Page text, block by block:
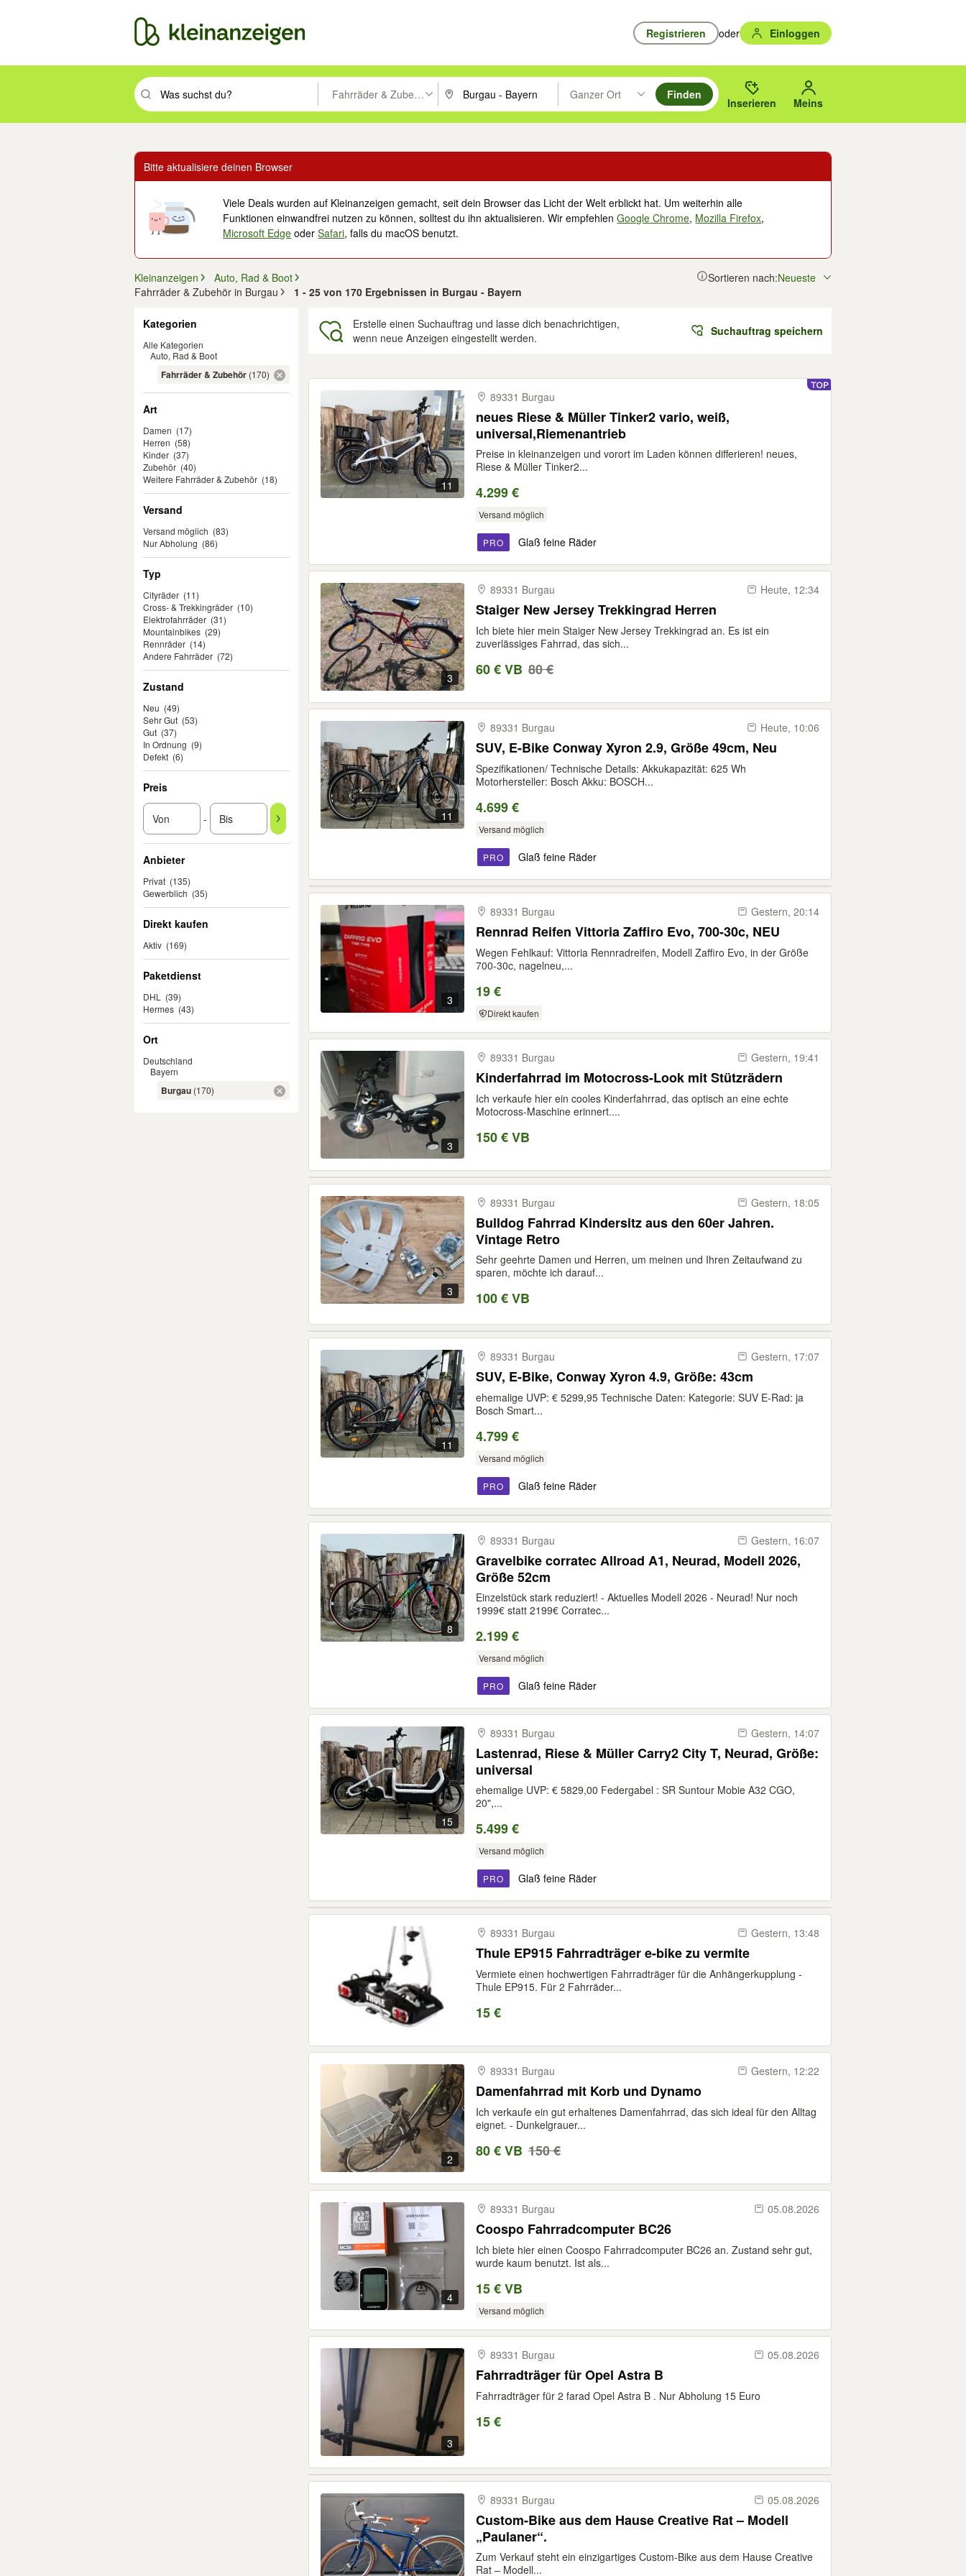
Registrieren oder Einloggen
Suchbegriff eingeben. Eingabetaste drücken um zu suchen, oder Vorschläge mit den Pfeiltasten nach oben/unten durchsuchen und mit Eingabetaste auswählen.
Fahrräder & Zubehör PLZ oder Ort eingeben. Eingabetaste drücken um zu suchen, oder Vorschläge mit den Pfeiltasten nach oben/
Ganzer Ort
Suche im Umkreis des gewählten Orts oder PLZ.
Finden
Inserieren Meins
Bitte aktualisiere deinen Browser
Viele Deals wurden auf Kleinanzeigen gemacht, seit dein Browser das Licht der Welt erblickt hat. Um weiterhin alle
Funktionen einwandfrei nutzen zu können, solltest du ihn aktualisieren. Wir empfehlenGoogle Chrome, Mozilla Firefox,
Microsoft Edge oderSafari, falls du macOS benutzt.
Kleinanzeigen
Auto, Rad & Boot
Fahrräder & Zubehör in Burgau
1 - 25 von 170 Ergebnissen in Burgau - Bayern
Sortieren nach:Neueste
Kategorien
Alle Kategorien
Auto, Rad & Boot
Fahrräder & Zubehör (170)
Art
Damen (17)
Herren (58)
Kinder (37)
Zubehör (40)
Weitere Fahrräder & Zubehör (18)
Versand
Versand möglich (83)
Nur Abholung (86)
Typ
Cityräder (11)
Cross- & Trekkingräder (10)
Elektrofahrräder (31)
Mountainbikes (29)
Rennräder (14)
Andere Fahrräder (72)
Zustand
Neu (49)
Sehr Gut (53)
Gut (37)
In Ordnung (9)
Defekt (6)
Preis
-
Anbieter
Privat (135)
Gewerblich (35)
Direkt kaufen
Aktiv (169)
Paketdienst
DHL
(39)
Hermes (43)
Ort
Deutschland
Bayern
Burgau (170)
Erstelle einen Suchauftrag und lasse dich benachrichtigen,
wenn neue Anzeigen eingestellt werden.
Suchauftrag speichern
11
89331 Burgau
neues Riese & Müller Tinker2 vario, weiß,
universal,Riemenantrieb
Preise in kleinanzeigen und vorort im Laden können differieren! neues,
Riese & Müller Tinker2...
4.299 €
Versand möglich
PRO Glaß feine Räder
3
89331 Burgau Heute, 12:34
Staiger New Jersey Trekkingrad Herren
Ich biete hier mein Staiger New Jersey Trekkingrad an. Es ist ein
zuverlässiges Fahrrad, das sich...
60 € VB 80 €
11
89331 Burgau Heute, 10:06
SUV, E-Bike Conway Xyron 2.9, Größe 49cm, Neu
Spezifikationen/ Technische Details: Akkukapazität: 625 Wh
Motorhersteller: Bosch Akku: BOSCH...
4.699 €
Versand möglich
PRO Glaß feine Räder
3
89331 Burgau Gestern, 20:14
Rennrad Reifen Vittoria Zaffiro Evo, 700-30c, NEU
Wegen Fehlkauf: Vittoria Rennradreifen, Modell Zaffiro Evo, in der Größe
700-30c, nagelneu,...
19 €
Direkt kaufen
3
89331 Burgau Gestern, 19:41
Kinderfahrrad im Motocross-Look mit Stützrädern
Ich verkaufe hier ein cooles Kinderfahrrad, das optisch an eine echte
Motocross-Maschine erinnert....
150 € VB
3
89331 Burgau Gestern, 18:05
Bulldog Fahrrad Kindersitz aus den 60er Jahren.
Vintage Retro
Sehr geehrte Damen und Herren, um meinen und Ihren Zeitaufwand zu
sparen, möchte ich darauf...
100 € VB
11
89331 Burgau Gestern, 17:07
SUV, E-Bike, Conway Xyron 4.9, Größe: 43cm
ehemalige UVP: € 5299,95 Technische Daten: Kategorie: SUV E-Rad: ja
Bosch Smart...
4.799 €
Versand möglich
PRO Glaß feine Räder
8
89331 Burgau Gestern, 16:07
Gravelbike corratec Allroad A1, Neurad, Modell 2026,
Größe 52cm
Einzelstück stark reduziert! - Aktuelles Modell 2026 - Neurad! Nur noch
1999€ statt 2199€ Corratec...
2.199 €
Versand möglich
PRO Glaß feine Räder
15
89331 Burgau Gestern, 14:07
Lastenrad, Riese & Müller Carry2 City T, Neurad, Größe:
universal
ehemalige UVP: € 5829,00 Federgabel : SR Suntour Mobie A32 CGO,
20",...
5.499 €
Versand möglich
PRO Glaß feine Räder
89331 Burgau Gestern, 13:48
Thule EP915 Fahrradträger e-bike zu vermite
Vermiete einen hochwertigen Fahrradträger für die Anhängerkupplung -
Thule EP915. Für 2 Fahrräder...
15 €
2
89331 Burgau Gestern, 12:22
Damenfahrrad mit Korb und Dynamo
Ich verkaufe ein gut erhaltenes Damenfahrrad, das sich ideal für den Alltag
eignet. - Dunkelgrauer...
80 € VB 150 €
4
89331 Burgau 05.08.2026
Coospo Fahrradcomputer BC26
Ich biete hier einen Coospo Fahrradcomputer BC26 an. Zustand sehr gut,
wurde kaum benutzt. Ist als...
15 € VB
Versand möglich
3
89331 Burgau 05.08.2026
Fahrradträger für Opel Astra B
Fahrradträger für 2 farad Opel Astra B . Nur Abholung 15 Euro
15 €
89331 Burgau 05.08.2026
Custom-Bike aus dem Hause Creative Rat – Modell
„Paulaner“.
Zum Verkauf steht ein einzigartiges Custom-Bike aus dem Hause Creative
Rat – Modell...